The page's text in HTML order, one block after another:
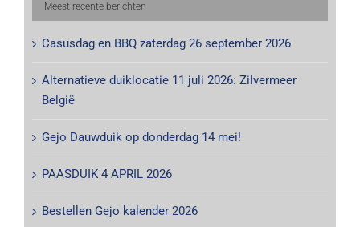
Meest recente berichten
Casusdag en BBQ zaterdag 26 september 2026
Alternatieve duiklocatie 11 juli 2026: Zilvermeer
België
Gejo Dauwduik op donderdag 14 mei!
PAASDUIK 4 APRIL 2026
Bestellen Gejo kalender 2026